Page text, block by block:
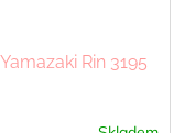
Rin 3195